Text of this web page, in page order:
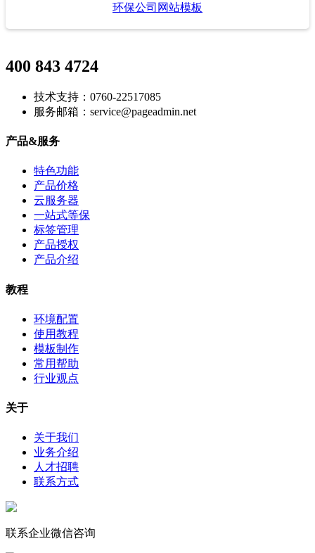
环保公司网站模板
400 843 4724
技术支持：0760-22517085
服务邮箱：service@pageadmin.net
产品&服务
特色功能
产品价格
云服务器
一站式等保
标签管理
产品授权
产品介绍
教程
环境配置
使用教程
模板制作
常用帮助
行业观点
关于
关于我们
业务介绍
人才招聘
联系方式
联系企业微信咨询